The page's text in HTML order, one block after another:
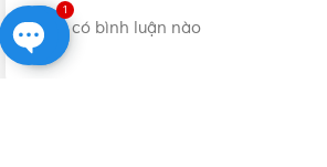
Không có bình luận nào
1